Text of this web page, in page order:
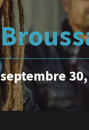
septembre